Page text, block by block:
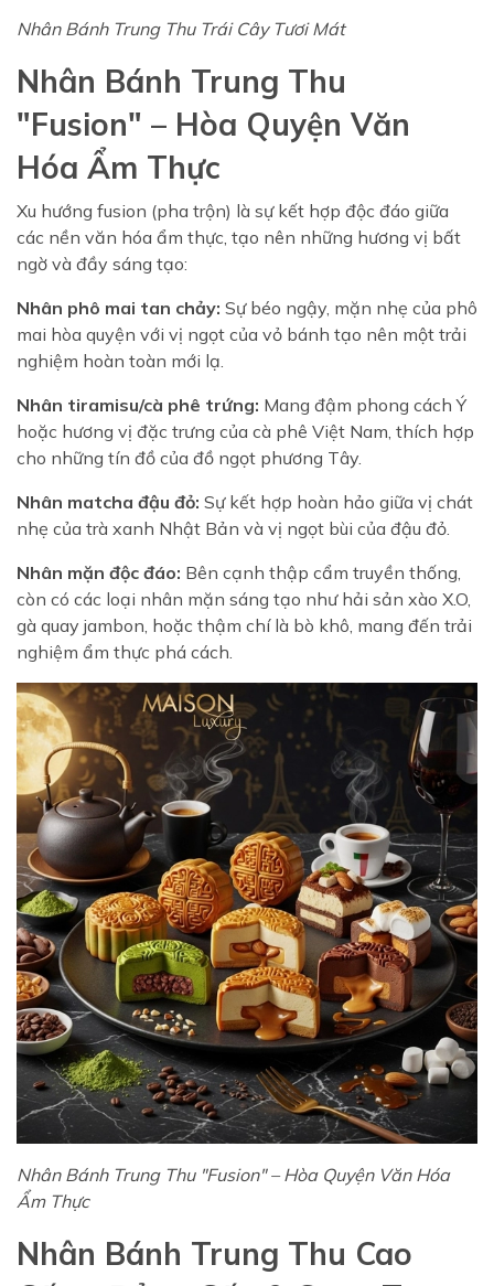
Nhân Bánh Trung Thu Trái Cây Tươi Mát
Nhân Bánh Trung Thu
"Fusion" – Hòa Quyện Văn
Hóa Ẩm Thực
Xu hướng fusion (pha trộn) là sự kết hợp độc đáo giữa
các nền văn hóa ẩm thực, tạo nên những hương vị bất
ngờ và đầy sáng tạo:
Nhân phô mai tan chảy: Sự béo ngậy, mặn nhẹ của phô
mai hòa quyện với vị ngọt của vỏ bánh tạo nên một trải
nghiệm hoàn toàn mới lạ.
Nhân tiramisu/cà phê trứng: Mang đậm phong cách Ý
hoặc hương vị đặc trưng của cà phê Việt Nam, thích hợp
cho những tín đồ của đồ ngọt phương Tây.
Nhân matcha đậu đỏ: Sự kết hợp hoàn hảo giữa vị chát
nhẹ của trà xanh Nhật Bản và vị ngọt bùi của đậu đỏ.
Nhân mặn độc đáo: Bên cạnh thập cẩm truyền thống,
còn có các loại nhân mặn sáng tạo như hải sản xào X.O,
gà quay jambon, hoặc thậm chí là bò khô, mang đến trải
nghiệm ẩm thực phá cách.
Nhân Bánh Trung Thu "Fusion" – Hòa Quyện Văn Hóa
Ẩm Thực
Nhân Bánh Trung Thu Cao